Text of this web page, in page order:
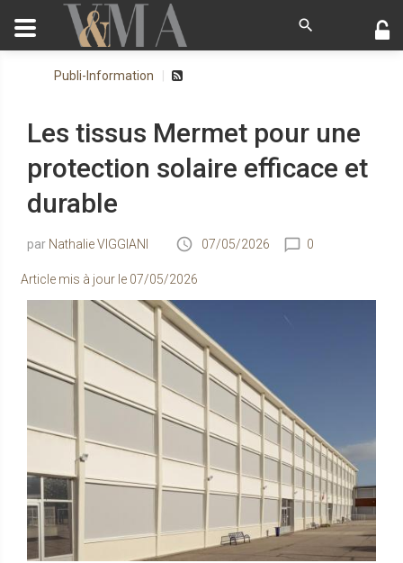
Publi-Information
Les tissus Mermet pour une
protection solaire efficace et
durable
Nathalie VIGGIANI 07/05/2026 0
Article mis à jour le 07/05/2026